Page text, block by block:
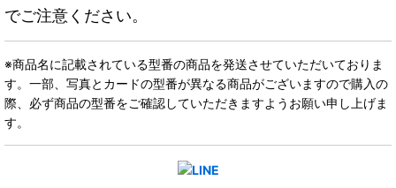
でご注意ください。
※商品名に記載されている型番の商品を発送させていただいておりま
す。一部、写真とカードの型番が異なる商品がございますので購入の
際、必ず商品の型番をご確認していただきますようお願い申し上げま
す。